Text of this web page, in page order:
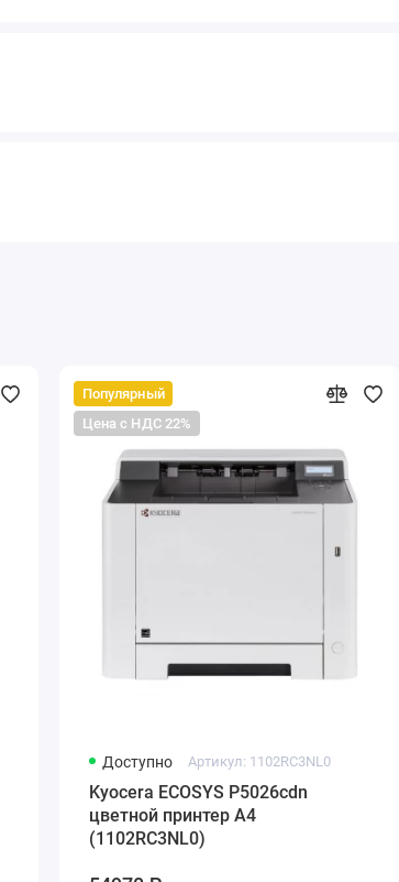
Популярный
Цена с НДС 22%
Доступно Артикул: 1102RC3NL0
Kyocera ECOSYS P5026cdn
цветной принтер A4
(1102RC3NL0)